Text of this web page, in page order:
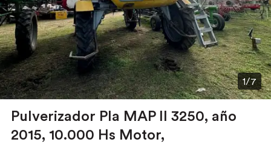
1/7
Pulverizador Pla MAP II 3250, año
2015, 10.000 Hs Motor,